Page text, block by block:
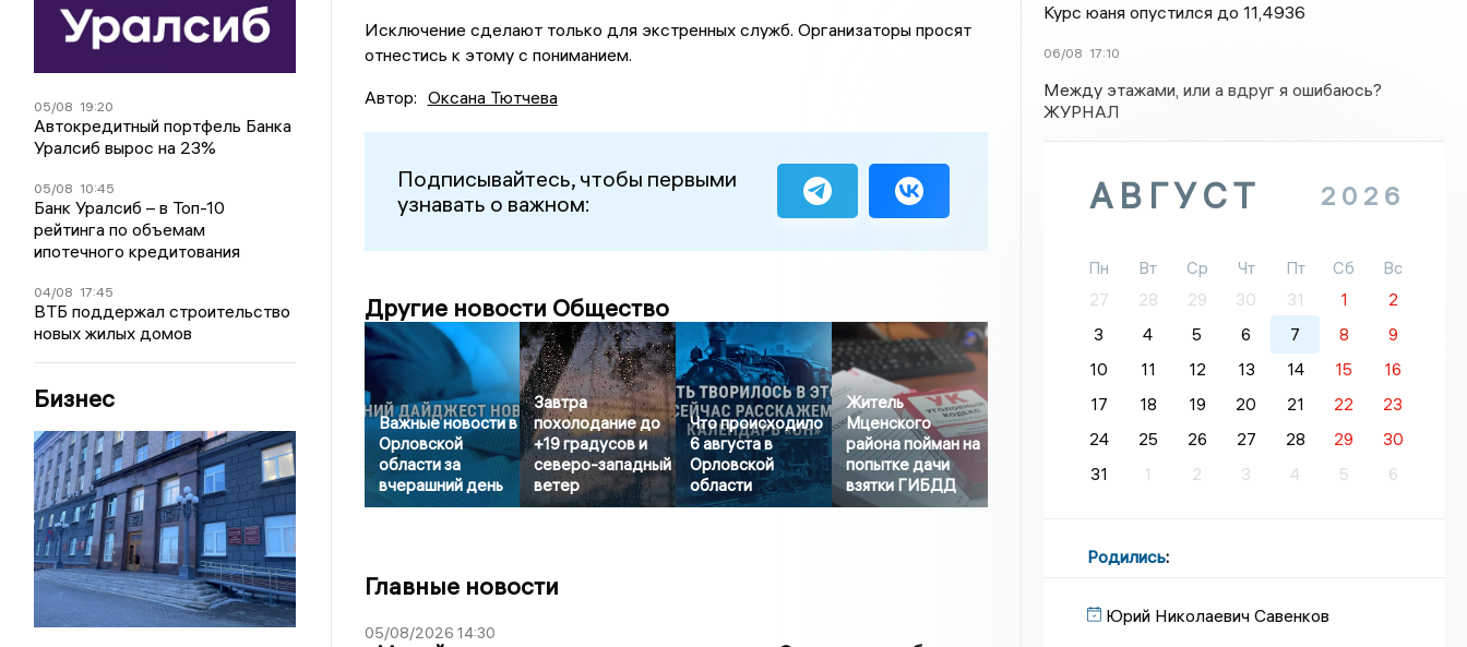
05/08 19:20
Автокредитный портфель Банка
Уралсиб вырос на 23%
05/08 10:45
Банк Уралсиб – в Топ-10
рейтинга по объемам
ипотечного кредитования
04/08 17:45
ВТБ поддержал строительство
новых жилых домов
Бизнес
Исключение сделают только для экстренных служб. Организаторы просят
отнестись к этому с пониманием.
Автор: Оксана Тютчева
Подписывайтесь, чтобы первыми
узнавать о важном:
Другие новости Общество
Важные новости в
Орловской
области за
вчерашний день
Завтра
похолодание до
+19 градусов и
северо-западный
ветер
Что происходило
6 августа в
Орловской
области
Житель
Мценского
района пойман на
попытке дачи
взятки ГИБДД
Главные новости
05/08/2026 14:30
Курс юаня опустился до 11,4936
06/08 17:10
Между этажами, или а вдруг я ошибаюсь?
ЖУРНАЛ
АВГУСТ 2026
Пн Вт Ср Чт Пт Сб
Вс
27
28 29 30 31 1
2
3
4 5 6 7 8
9
10
11 12 13 14 15
16
17
18 19 20 21 22
23
24
25 26 27 28 29
30
31
1 2 3 4 5 6
Родились:
Юрий Николаевич Савенков